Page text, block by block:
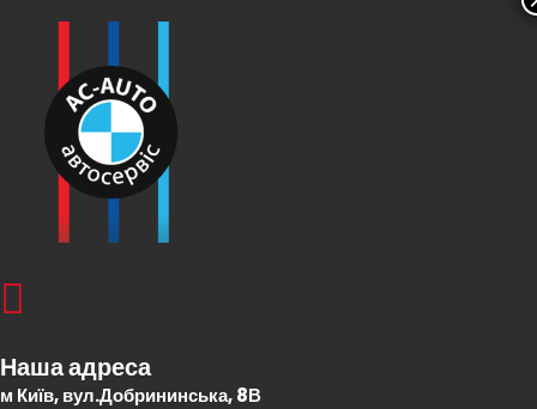
Наша адреса
м Київ, вул.Добрининська, 8В